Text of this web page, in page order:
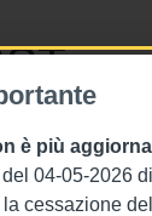
è più
04-05-2026
cessazione